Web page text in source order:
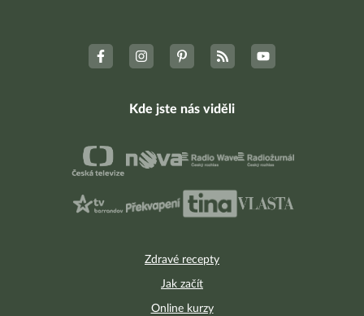
Zdravé recepty
Jak začít
Online kurzy
Kde jste nás viděli